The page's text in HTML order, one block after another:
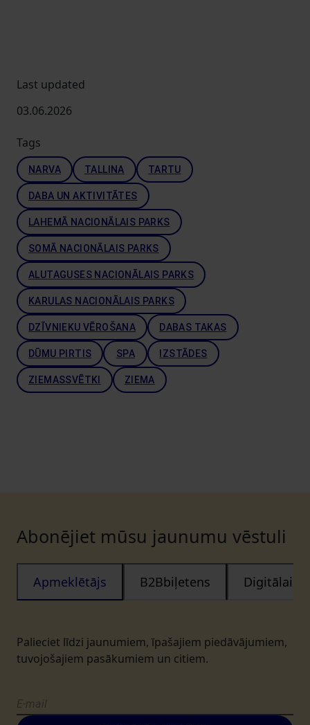
Last updated
03.06.2026
Tags
NARVA TALLINA TARTU
DABA UN AKTIVITĀTES
LAHEMĀ NACIONĀLAIS PARKS
SOMĀ NACIONĀLAIS PARKS
ALUTAGUSES NACIONĀLAIS PARKS
KARULAS NACIONĀLAIS PARKS
DZĪVNIEKU VĒROŠANA DABAS TAKAS
DŪMU PIRTIS SPA IZSTĀDES
ZIEMASSVĒTKI ZIEMA
Abonējiet mūsu jaunumu vēstuli
Palieciet līdzi jaunumiem, īpašajiem piedāvājumiem,
tuvojošajiem pasākumiem un citiem.
Apmeklētājs B2Bbiļetens Digitālais